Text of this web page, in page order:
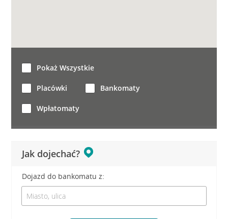
Jak dojechać?
Dojazd do bankomatu z:
Pokaż Wszystkie
Placówki Bankomaty
Wpłatomaty